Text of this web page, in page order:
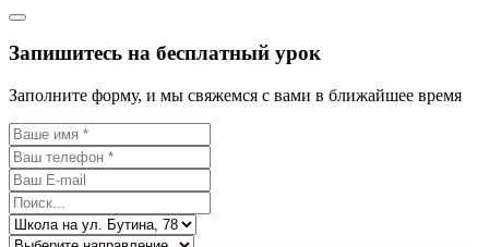
Запишитесь на бесплатный урок
Заполните форму, и мы свяжемся с вами в ближайшее время